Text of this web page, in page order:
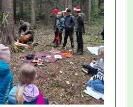
Augen auf die Straße